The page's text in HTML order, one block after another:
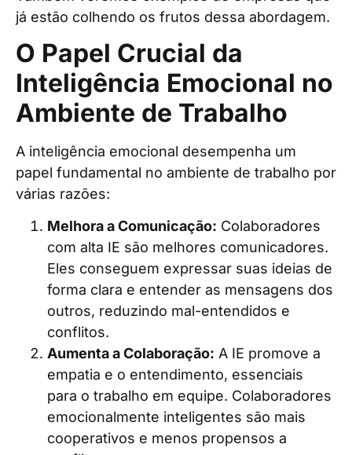
já estão colhendo os frutos dessa abordagem.
O Papel Crucial da
Inteligência Emocional no
Ambiente de Trabalho
A inteligência emocional desempenha um
papel fundamental no ambiente de trabalho por
várias razões:
Melhora a Comunicação: Colaboradores
com alta IE são melhores comunicadores.
Eles conseguem expressar suas ideias de
forma clara e entender as mensagens dos
outros, reduzindo mal-entendidos e
conflitos.
Aumenta a Colaboração: A IE promove a
empatia e o entendimento, essenciais
para o trabalho em equipe. Colaboradores
emocionalmente inteligentes são mais
cooperativos e menos propensos a